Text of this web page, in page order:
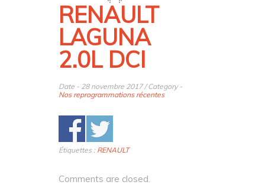
RENAULT
LAGUNA
2.0L DCI
Date - 28 novembre 2017 / Category -
Nos reprogrammations récentes
Étiquettes : RENAULT
Comments are closed.